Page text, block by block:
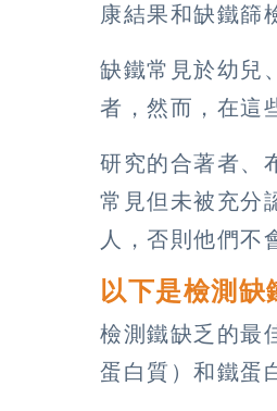
康結果和缺鐵篩
缺鐵常見於幼兒
者，然而，在這
研究的合著者、
常見但未被充分
人，否則他們不
以下是檢測缺
檢測鐵缺乏的最
蛋白質）和鐵蛋